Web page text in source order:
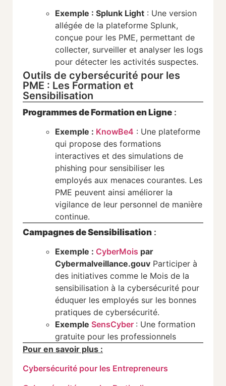
Exemple : Splunk Light : Une version
allégée de la plateforme Splunk,
conçue pour les PME, permettant de
collecter, surveiller et analyser les logs
pour détecter les activités suspectes.
Outils de cybersécurité pour les
PME : Les Formation et
Sensibilisation
Programmes de Formation en Ligne :
Exemple : KnowBe4 : Une plateforme
qui propose des formations
interactives et des simulations de
phishing pour sensibiliser les
employés aux menaces courantes. Les
PME peuvent ainsi améliorer la
vigilance de leur personnel de manière
continue.
Campagnes de Sensibilisation :
Exemple : CyberMois par
Cybermalveillance.gouv Participer à
des initiatives comme le Mois de la
sensibilisation à la cybersécurité pour
éduquer les employés sur les bonnes
pratiques de cybersécurité.
Exemple SensCyber : Une formation
gratuite pour les professionnels
Pour en savoir plus :
Cybersécurité pour les Entrepreneurs